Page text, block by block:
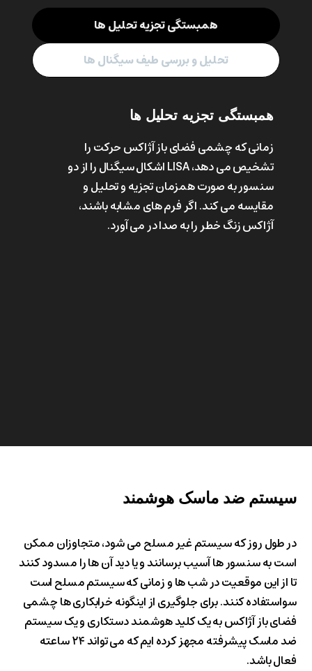
همبستگی تجزیه تحلیل ها
تحلیل و بررسی طیف سیگنال ها
همبستگی تجزیه تحلیل ها
زمانی که چشمی فضای باز آژاکس حرکت را
تشخیص می دهد، LISA اشکال سیگنال را از دو
سنسور به صورت همزمان تجزیه و تحلیل و
مقایسه می کند. اگر فرم های مشابه باشند،
آژاکس زنگ خطر را به صدا در می آورد.
سیستم ضد ماسک هوشمند
در طول روز که سیستم غیر مسلح می شود، متجاوزان ممکن
است به سنسور ها آسیب برسانند و یا دید آن ها را مسدود کنند
تا از این موقعیت در شب ها و زمانی که سیستم مسلح است
سواستفاده کنند. برای جلوگیری از اینگونه خرابکاری ها چشمی
فضای باز آژاکس به یک کلید هوشمند دستکاری و یک سیستم
ضد ماسک پیشرفته مجهز کرده ایم که می تواند ۲۴ ساعته
فعال باشد.